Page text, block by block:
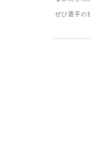
ぜひ選手の